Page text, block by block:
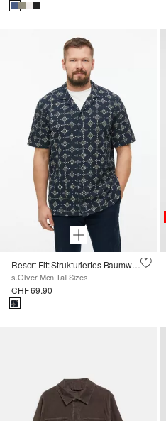
Resort Fit: Strukturiertes Baumwollhemd mit All-over-Print
s.Oliver Men Tall Sizes
CHF 69.90